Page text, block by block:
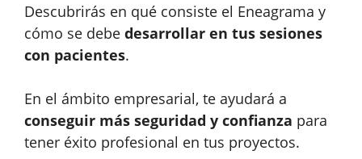
Descubrirás en qué consiste el Eneagrama y
cómo se debe desarrollar en tus sesiones
con pacientes.
En el ámbito empresarial, te ayudará a
conseguir más seguridad y confianza para
tener éxito profesional en tus proyectos.